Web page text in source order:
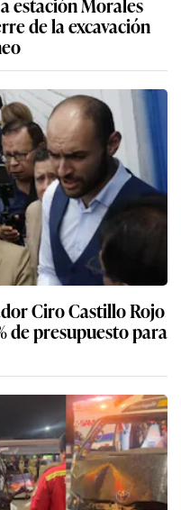
de la excavación
Ciro Castillo Rojo
de presupuesto para